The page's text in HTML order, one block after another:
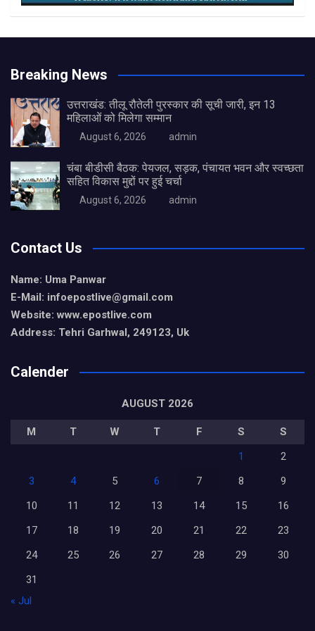
Breaking News
उत्तराखंड: तीलू रौतेली पुरस्कार की सूची जारी, इन 13
महिलाओं को मिलेगा सम्मान
August 6, 2026 admin
चंबा बीडीसी बैठक: पेयजल, सड़क, पंचायत भवन और स्वच्छता
सहित विकास मुद्दों पर हुई चर्चा
August 6, 2026 admin
Contact Us
Name: Uma Panwar
E-Mail: infoepostlive@gmail.com
Website: www.epostlive.com
Address: Tehri Garhwal, 249123, Uk
Calender
AUGUST 2026
M T W T F S
S
1
2
3
4 5 6 7 8
9
10
11 12 13 14 15
16
17
18 19 20 21 22
23
24
25 26 27 28 29
30
31
« Jul